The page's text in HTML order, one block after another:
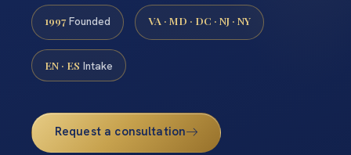
1997 Founded VA · MD · DC · NJ · NY
EN · ES Intake
Request a consultation